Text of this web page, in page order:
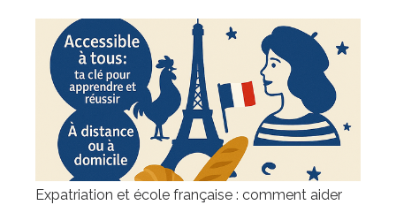
Expatriation et école française : comment aider